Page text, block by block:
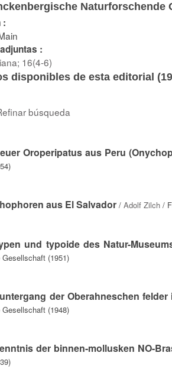
Naturforschende
:
:
16(4-6)
disponibles de esta editorial (19
búsqueda
Oroperipatus aus Peru
aus El Salvador / Adolf Zilch /
und typoide des Natur-
(1951)
der Oberahneschen felder
(1948)
der binnen-mollusken NO-